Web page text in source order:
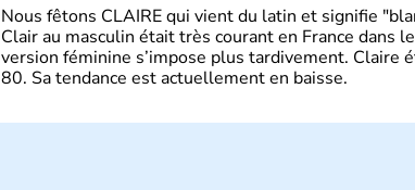
Nous fêtons CLAIRE qui vient du latin et signifie
Clair au masculin était très courant en France dans
version féminine s’impose plus tardivement. Claire
80. Sa tendance est actuellement en baisse.